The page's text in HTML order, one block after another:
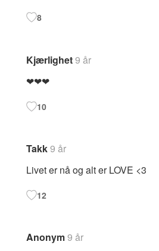
8
Kjærlighet9 år
❤❤❤
10
Takk9 år
Livet er nå og alt er LOVE <3
12
Anonym9 år